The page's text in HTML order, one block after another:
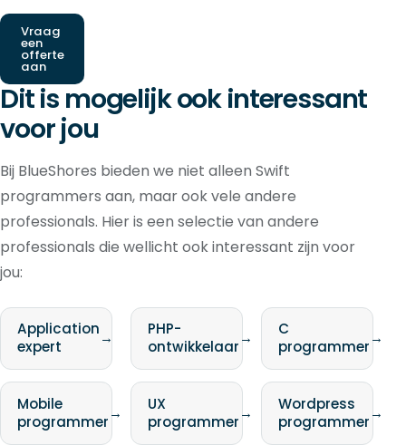
Vraag
een
offerte
aan
Dit is mogelijk ook interessant
voor jou
Bij BlueShores bieden we niet alleen Swift
programmers aan, maar ook vele andere
professionals. Hier is een selectie van andere
professionals die wellicht ook interessant zijn voor
jou:
Application
expert
→
PHP-
ontwikkelaar→
C
programmer→
Mobile
programmer→
UX
programmer→
Wordpress
programmer→